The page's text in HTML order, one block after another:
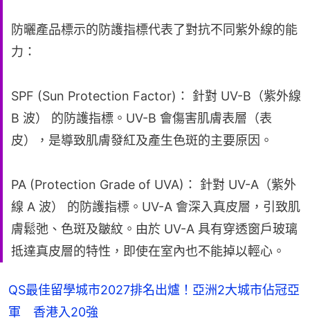
防曬產品標示的防護指標代表了對抗不同紫外線的能
力：
SPF (Sun Protection Factor)： 針對 UV-B（紫外線
B 波） 的防護指標。UV-B 會傷害肌膚表層（表
皮），是導致肌膚發紅及產生色斑的主要原因。
PA (Protection Grade of UVA)： 針對 UV-A（紫外
線 A 波） 的防護指標。UV-A 會深入真皮層，引致肌
膚鬆弛、色斑及皺紋。由於 UV-A 具有穿透窗戶玻璃
抵達真皮層的特性，即使在室內也不能掉以輕心。
QS最佳留學城市2027排名出爐！亞洲2大城市佔冠亞
軍 香港入20強